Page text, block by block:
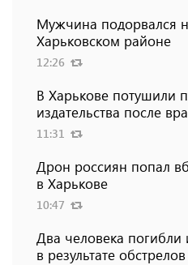
Мужчина подорвался
Харьковском районе
12:26
В Харькове потушили
издательства после
11:31
Дрон россиян попал
в Харькове
10:47
Два человека погибли
в результате